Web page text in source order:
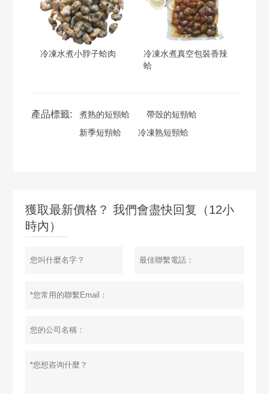
冷凍水煮小脖子蛤肉
冷凍水煮真空包裝香辣
蛤
產品標籤: 煮熟的短頸蛤
帶殼的短頸蛤
新季短頸蛤
冷凍熟短頸蛤
獲取最新價格？ 我們會盡快回复（12小
時內）